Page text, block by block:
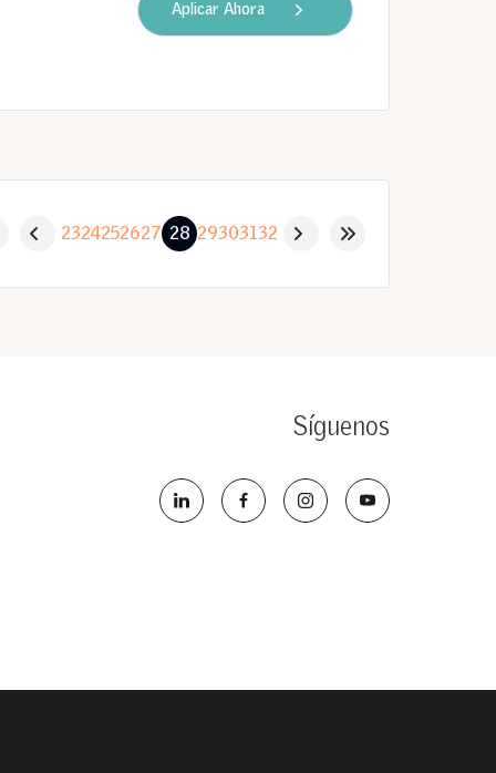
Aplicar Ahora
2324252627 28 293031 32
Síguenos